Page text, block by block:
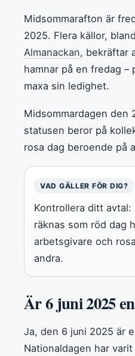
Midsommarafton är
2025. Flera källor,
Almanackan, bekräftar
hamnar på en fredag
maxa sin ledighet.
Midsommardagen den
statusen beror på
rosa dag beroende på
VAD GÄLLER FÖR DIG?
Kontrollera ditt avtal:
räknas som röd dag
arbetsgivare och
andra.
Är 6 juni 2025
Ja, den 6 juni 2025 är
Nationaldagen har